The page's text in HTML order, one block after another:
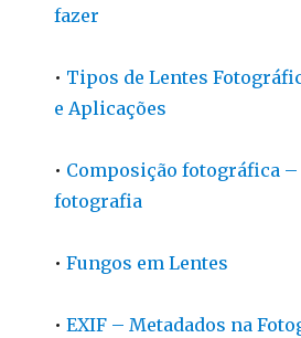
fazer
• Tipos de Lentes
e Aplicações
• Composição fotográfica –
fotografia
•Fungos em Lentes
•EXIF – Metadados na